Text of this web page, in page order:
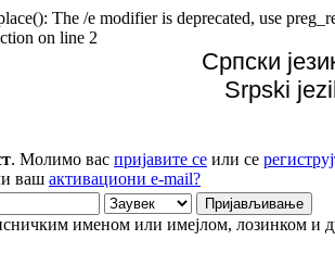
The /e modifier is deprecated, use
on line 2
Српски
Srpski
. Молимо вас пријавите се или се
ваш активациони e-mail?
именом или имејлом, лозинком и